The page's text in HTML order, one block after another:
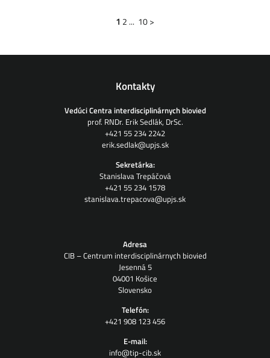
1 2 ... 10>
Kontakty
Vedúci Centra interdisciplinárnych biovied
prof. RNDr. Erik Sedlák, DrSc.
+421 55 234 2242
erik.sedlak@upjs.sk
Sekretárka:
Stanislava Trepáčová
+421 55 234 1578
stanislava.trepacova@upjs.sk
Adresa
CIB – Centrum interdisciplinárnych biovied
Jesenná 5
04001 Košice
Slovensko
Telefón:
+421 908 123 456
E-mail:
info@tip-cib.sk